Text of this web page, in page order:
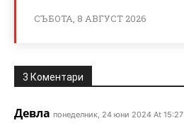
СЪБОТА, 8 АВГУСТ 2026
3 Коментари
Девла понеделник, 24 юни 2024 At 15:27